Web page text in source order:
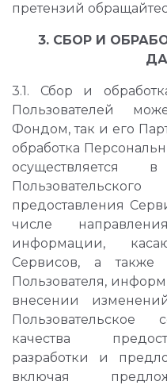
претензий
3. СБОР И
3.1. Сбор и
Пользователей
Фондом, так и его
обработка
осуществляется
предоставления
числе
информации,
Сервисов, а также
Пользователя,
внесении
Пользовательское
качества
разработки и
включая